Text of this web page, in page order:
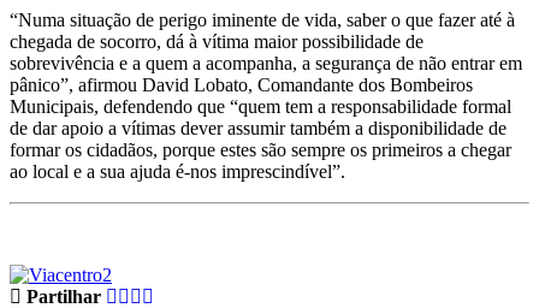
“Numa situação de perigo iminente de vida, saber o que fazer até à
chegada de socorro, dá à vítima maior possibilidade de
sobrevivência e a quem a acompanha, a segurança de não entrar em
pânico”, afirmou David Lobato, Comandante dos Bombeiros
Municipais, defendendo que “quem tem a responsabilidade formal
de dar apoio a vítimas dever assumir também a disponibilidade de
formar os cidadãos, porque estes são sempre os primeiros a chegar
ao local e a sua ajuda é-nos imprescindível”.
Partilhar